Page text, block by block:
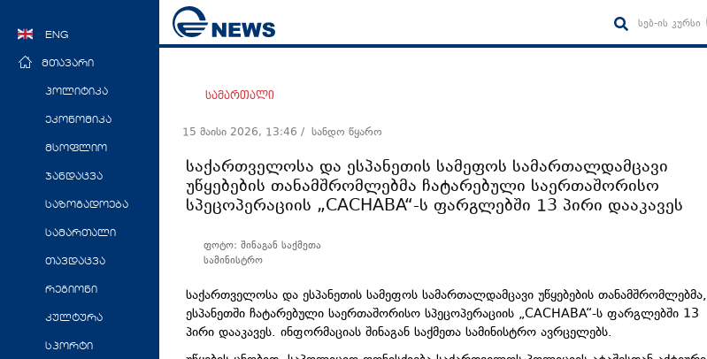
ENG
მთავარი
პოლიტიკა
ეკონომიკა
მსოფლიო
ჯანდაცვა
საზოგადოება
სამართალი
თავდაცვა
რეგიონი
კულტურა
სპორტი
სებ-ის კურსი
სამართალი
15 მაისი 2026, 13:46 / სანდო წყარო
საქართველოსა და ესპანეთის სამეფოს სამართალდამცავი
უწყებების თანამშრომლებმა ჩატარებული საერთაშორისო
სპეცოპერაციის „CACHABA“-ს ფარგლებში 13 პირი დააკავეს
ფოტო: შინაგან საქმეთა
სამინისტრო
საქართველოსა და ესპანეთის სამეფოს სამართალდამცავი უწყებების თანამშრომლებმა,
ესპანეთში ჩატარებული საერთაშორისო სპეცოპერაციის „CACHABA“-ს ფარგლებში 13
პირი დააკავეს. ინფორმაციას შინაგან საქმეთა სამინისტრო ავრცელებს.